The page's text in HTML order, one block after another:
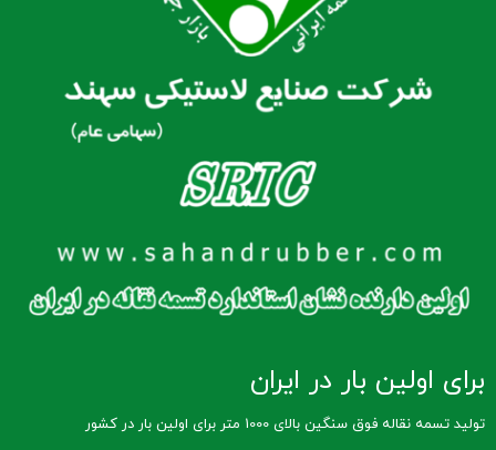
برای اولین بار در ایران
تولید تسمه نقاله فوق سنگین بالای 1000 متر برای اولین بار در کشور